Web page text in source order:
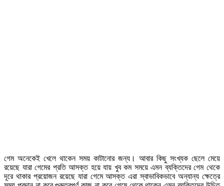
গেম অনেকেই খেলে থাকেন সময় কাটানোর জন্য। আবার কিছু সংখ্যক ছেলে মেয়ে
রয়েছে যারা গেমের প্রতি আসক্ত হয়ে যায় খুব কম সময়ে এমন ব্যক্তিদের গেম থেকে
দূরে থাকার প্রয়োজন রয়েছে যারা গেমে আসক্ত এরা স্বাভাবিকভাবে অন্যান্য ক্ষেত্রে